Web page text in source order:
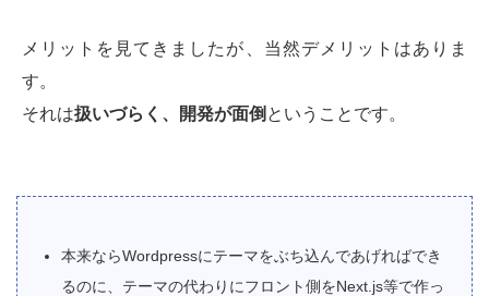
メリットを見てきましたが、当然デメリットはありま
す。
それは扱いづらく、開発が面倒 ということです。
本来ならWordpressにテーマをぶち込んであげればでき
るのに、テーマの代わりにフロント側をNext.js等で作っ